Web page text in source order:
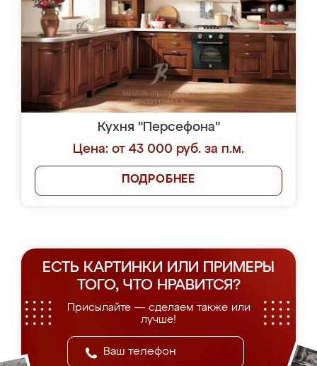
Кухня "Персефона"
Цена: от 43 000 руб. за п.м.
ПОДРОБНЕЕ
ЕСТЬ КАРТИНКИ ИЛИ ПРИМЕРЫ
ТОГО, ЧТО НРАВИТСЯ?
Присылайте — сделаем также или
лучше!